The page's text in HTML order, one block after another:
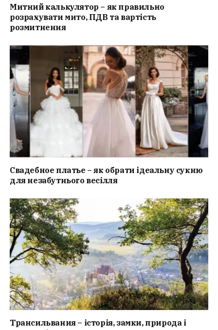
Митний калькулятор – як правильно
розрахувати мито, ПДВ та вартість
розмитнення
Свадебное платье – як обрати ідеальну сукню
для незабутнього весілля
Трансильвания – історія, замки, природа і